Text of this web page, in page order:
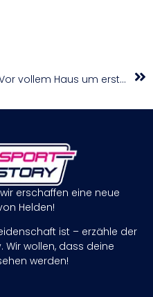
Vor vollem Haus um ersten Sieg
erschaffen eine neue
Helden!
ist – erzähle der
Wir wollen, dass deine
werden!